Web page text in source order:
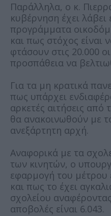
Παράλληλα, ο κ.
κυβέρνηση έχει
προγράμματα
και πως στόχος είναι
φτάσουν στις 20.000
προσπάθεια να
Για τα μη κρατικά
πως υπάρχει
αρκετές αιτήσεις
θα ανακοινωθούν με
ανεξάρτητη αρχή.
Αναφορικά με τα
των κινητών, ο
εφαρμογή του μέτρου
και πως το έχει
σχολείου
αποβολές είναι 6.043.